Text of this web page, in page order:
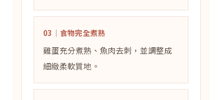
03｜食物完全煮熟
雞蛋充分煮熟、魚肉去刺，並調整成
細緻柔軟質地。